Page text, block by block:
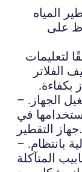
المياه
على
لتعليمات
الفلاتر
بكفاءة.
– استخدم مياه نظيفة ونقية عند تشغيل الجهاز.
في
جهاز التقطير.
– تأكد من تغيير الأجزاء التالفة أو البالية بانتظام.
المتآكلة